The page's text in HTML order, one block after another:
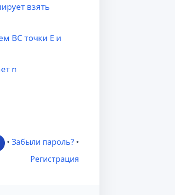
взять
BC точки E и
n
• Забыли пароль? •
Регистрация